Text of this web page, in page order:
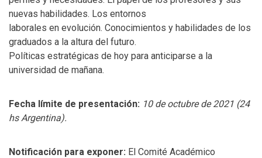
nuevas habilidades. Los entornos
laborales en evolución. Conocimientos y habilidades de los
graduados a la altura del futuro.
Políticas estratégicas de hoy para anticiparse a la
universidad de mañana.
Fecha límite de presentación: 10 de octubre de 2021 (24
hs Argentina).
Notificación para exponer: El Comité Académico